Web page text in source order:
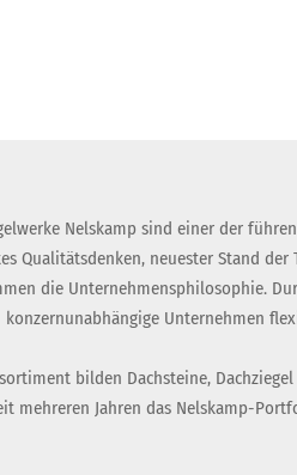
Nelskamp sind einer der
Qualitätsdenken, neuester Stand
die Unternehmensphilosophie.
konzernunabhängige Unternehmen
bilden Dachsteine,
mehreren Jahren das Nelskamp-